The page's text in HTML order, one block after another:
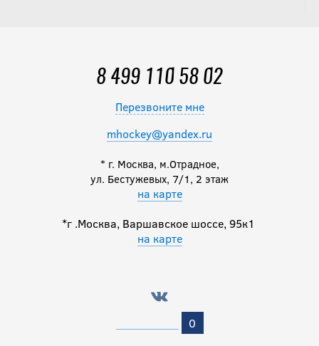
8 499 110 58 02
Перезвоните мне
mhockey@yandex.ru
* г. Москва, м.Отрадное,
ул. Бестужевых, 7/1, 2 этаж
на карте
*г .Москва, Варшавское шоссе, 95к1
на карте
0